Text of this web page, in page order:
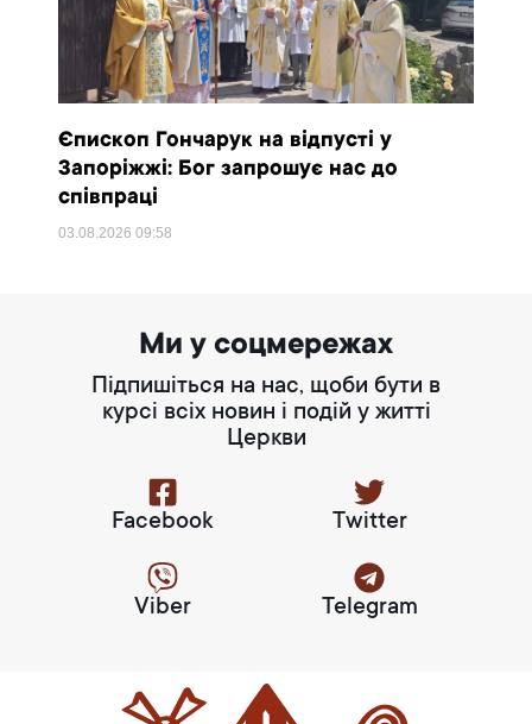
Єпископ Гончарук на відпусті у
Запоріжжі: Бог запрошує нас до
співпраці
03.08.202609:58
Ми у соцмережах
Підпишіться на нас, щоби бути в
курсі всіх новин і подій у житті
Церкви
Facebook Twitter
Viber Telegram